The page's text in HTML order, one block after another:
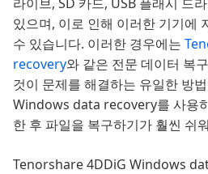
있으며, 이로 인해 이러한 기기에
수 있습니다. 이러한 경우에는
recovery와 같은 전문 데이터 복
것이 문제를 해결하는 유일한 방
Windows data recovery를 사용
한 후 파일을 복구하기가 훨씬 쉬
Tenorshare 4DDiG Windows